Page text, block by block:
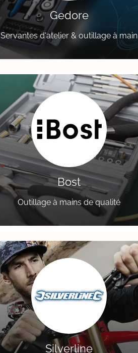
Gedore
Servantes d'atelier & outillage à main
Bost
Outillage à mains de qualité
Silverline